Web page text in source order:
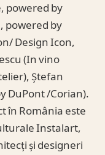
powered by
powered by
Design Icon,
(In vino
Ștefan
DuPont /Corian).
în România este
Instalart,
și designeri